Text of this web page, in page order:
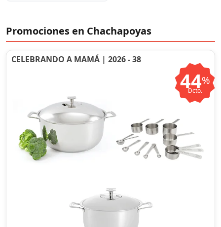
Promociones en Chachapoyas
CELEBRANDO A MAMÁ | 2026 - 38
44%
Dcto.